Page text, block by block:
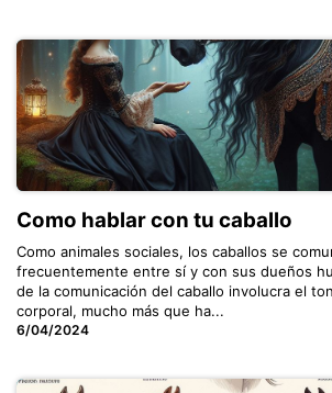
Como hablar con tu caballo
Como animales sociales, los caballos se
frecuentemente entre sí y con sus dueños
de la comunicación del caballo involucra el
corporal, mucho más que ha...
6/04/2024